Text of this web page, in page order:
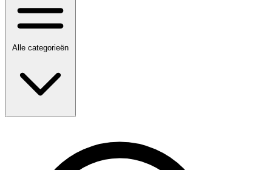
Alle categorieën